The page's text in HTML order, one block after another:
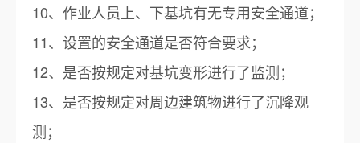
10、作业人员上、下基坑有无专用安全通道；
11、设置的安全通道是否符合要求；
12、是否按规定对基坑变形进行了监测；
13、是否按规定对周边建筑物进行了沉降观
测；